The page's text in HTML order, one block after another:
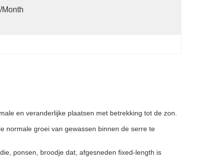
month
en veranderlijke plaatsen met betrekking tot de zon.
normale groei van gewassen binnen de serre te
ponsen, broodje dat, afgesneden fixed-length is